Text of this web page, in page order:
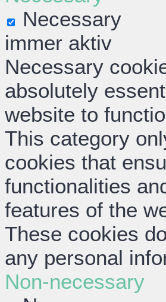
Necessary
immer aktiv
Necessary
absolutely
website to
This category
cookies that
functionalities
features of the
These cookies
any personal
Non-necessary